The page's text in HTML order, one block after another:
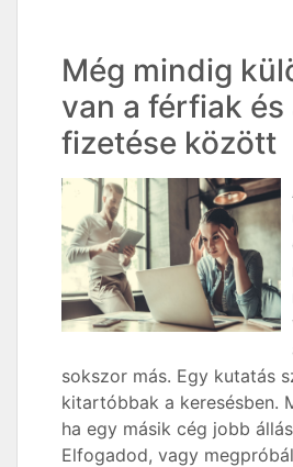
Még mindig
van a férfiak és
fizetése között
sokszor más. Egy kutatás
kitartóbbak a keresésben.
ha egy másik cég jobb
Elfogadod, vagy